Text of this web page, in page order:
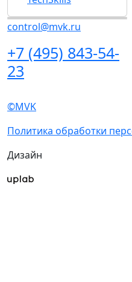
control@mvk.ru
+7 (495) 843-54-
23
©MVK
Политика обработки
Дизайн